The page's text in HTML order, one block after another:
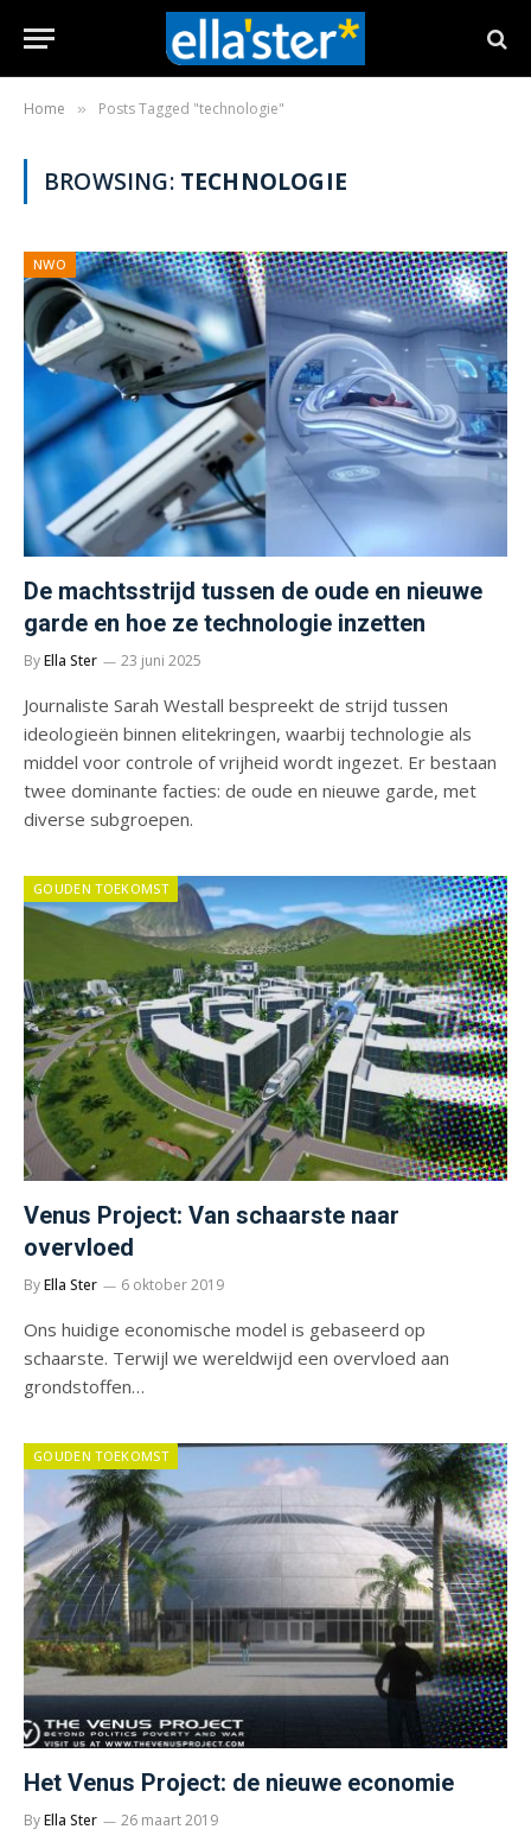
Home » Posts Tagged "technologie"
BROWSING: TECHNOLOGIE
NWO
De machtsstrijd tussen de oude en nieuwe
garde en hoe ze technologie inzetten
ByElla Ster 23 juni 2025
Journaliste Sarah Westall bespreekt de strijd tussen
ideologieën binnen elitekringen, waarbij technologie als
middel voor controle of vrijheid wordt ingezet. Er bestaan
twee dominante facties: de oude en nieuwe garde, met
diverse subgroepen.
GOUDEN TOEKOMST
Venus Project: Van schaarste naar
overvloed
ByElla Ster 6 oktober 2019
Ons huidige economische model is gebaseerd op
schaarste. Terwijl we wereldwijd een overvloed aan
grondstoffen…
GOUDEN TOEKOMST
Het Venus Project: de nieuwe economie
ByElla Ster 26 maart 2019